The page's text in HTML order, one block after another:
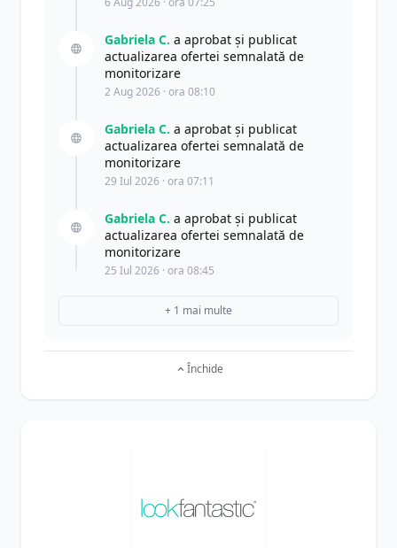
Gabriela C. a aprobat și publicat
actualizarea ofertei semnalată de
monitorizare
2 Aug 2026 · ora 08:10
Gabriela C. a aprobat și publicat
actualizarea ofertei semnalată de
monitorizare
29 Iul 2026 · ora 07:11
Gabriela C. a aprobat și publicat
actualizarea ofertei semnalată de
monitorizare
25 Iul 2026 · ora 08:45
+ 1 mai multe
Închide